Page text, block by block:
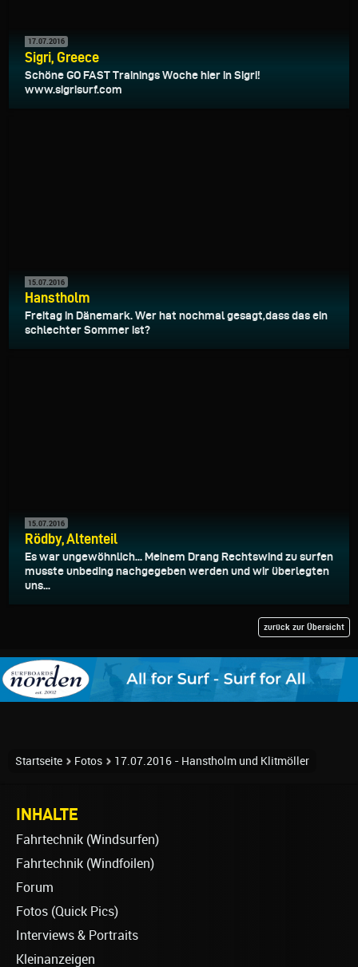
17.07.2016
Sigri, Greece
Schöne GO FAST Trainings Woche hier in Sigri!
www.sigrisurf.com
15.07.2016
Hanstholm
Freitag in Dänemark. Wer hat nochmal gesagt,dass das ein
schlechter Sommer ist?
15.07.2016
Rödby, Altenteil
Es war ungewöhnlich... Meinem Drang Rechtswind zu surfen
musste unbeding nachgegeben werden und wir überlegten
uns...
zurück zur Übersicht
Startseite Fotos 17.07.2016 - Hanstholm und Klitmöller
INHALTE
Fahrtechnik (Windsurfen)
Fahrtechnik (Windfoilen)
Forum
Fotos (Quick Pics)
Interviews & Portraits
Kleinanzeigen